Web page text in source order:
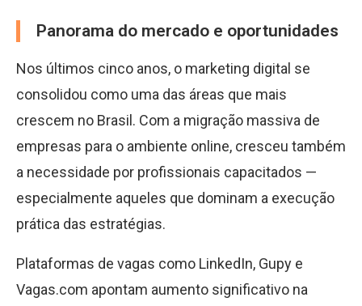
Panorama do mercado e oportunidades
Nos últimos cinco anos, o marketing digital se
consolidou como uma das áreas que mais
crescem no Brasil. Com a migração massiva de
empresas para o ambiente online, cresceu também
a necessidade por profissionais capacitados —
especialmente aqueles que dominam a execução
prática das estratégias.
Plataformas de vagas como LinkedIn, Gupy e
Vagas.com apontam aumento significativo na